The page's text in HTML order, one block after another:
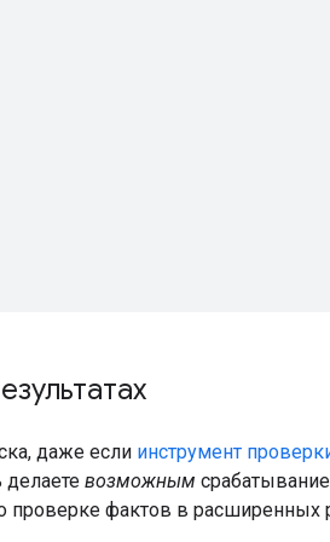
даже если инструмент
возможным
фактов в расширенных